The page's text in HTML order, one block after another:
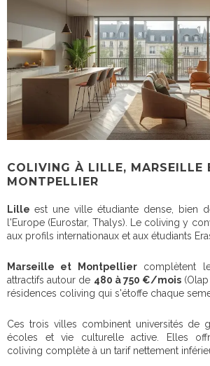
COLIVING À LILLE, MARSEILLE
MONTPELLIER
Lille est une ville étudiante dense, bien
l'Europe (Eurostar, Thalys). Le coliving y
aux profils internationaux et aux étudiants
Marseille et Montpelliercomplètent
attractifs autour de 480 à 750 €/mois
résidences coliving qui s'étoffe chaque
Ces trois villes combinent universités de
écoles et vie culturelle active. Elles
coliving complète à un tarif nettement